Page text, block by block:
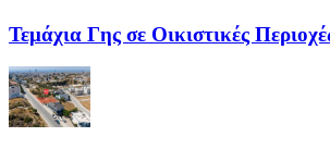
Τεμάχια Γης σε Οικιστικές